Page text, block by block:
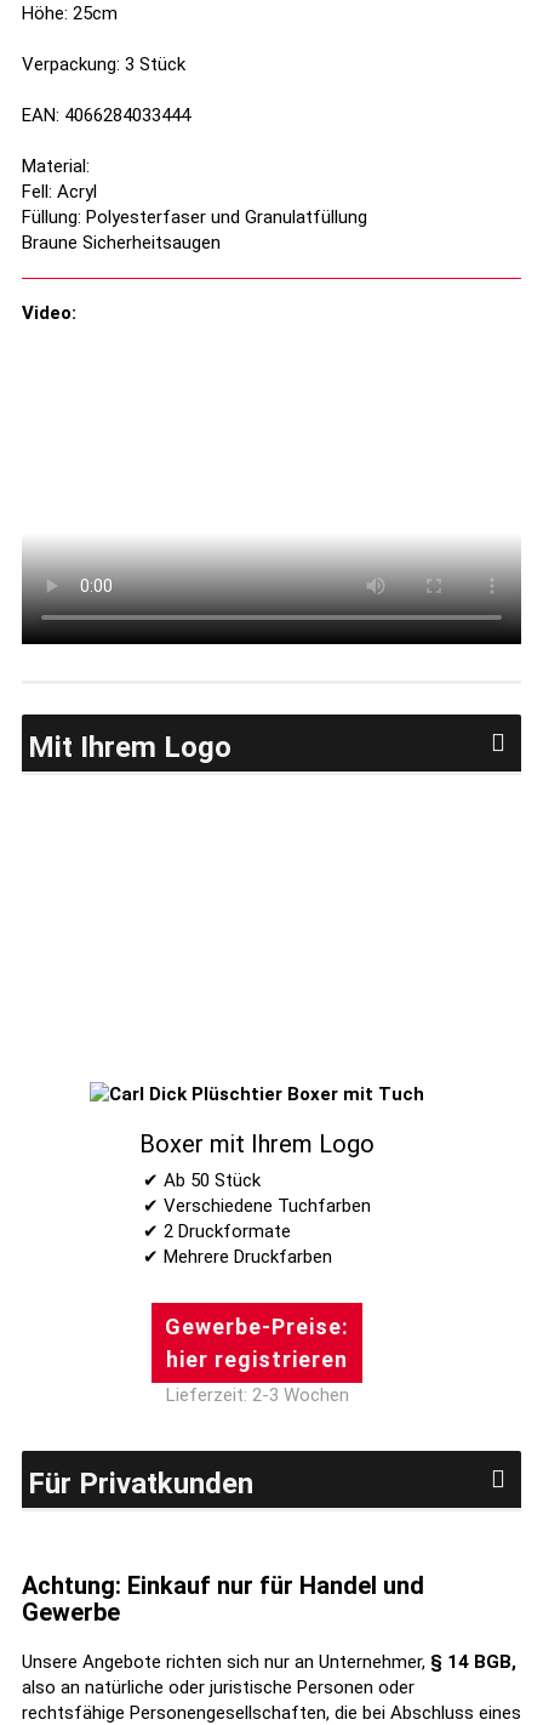
Höhe: 25cm
Verpackung: 3 Stück
EAN: 4066284033444
Material:
Fell: Acryl
Füllung: Polyesterfaser und Granulatfüllung
Braune Sicherheitsaugen
Video:
Mit Ihrem Logo
Boxer mit Ihrem Logo
✔ Ab 50 Stück
✔ Verschiedene Tuchfarben
✔ 2 Druckformate
Gewerbe-Preise:
hier registrieren
Lieferzeit: 2-3 Wochen
Für Privatkunden
Achtung: Einkauf nur für Handel und
Gewerbe
Unsere Angebote richten sich nur an Unternehmer, § 14 BGB,
also an natürliche oder juristische Personen oder
rechtsfähige Personengesellschaften, die bei Abschluss eines